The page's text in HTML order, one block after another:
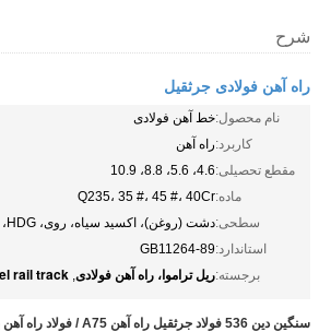
شرح
راه آهن فولادی جرثقیل
نام محصول:خط آهن فولادی
کاربرد:راه آهن
مقطع تحصیلی:4.6، 5.6، 8.8، 10.9
ماده:Q235، 35 #، 45 #، 40Cr
سطحی:دشت (روغن)، اکسید سیاه، روی، HDG، موم، قیر، Dacromet
استاندارد:GB11264-89
برجسته:ریل تراموا، راه آهن فولادی,
rail track
سنگین دین 536 فولاد جرثقیل راه آهن A75 / فولاد راه آهن با مواد Q235B